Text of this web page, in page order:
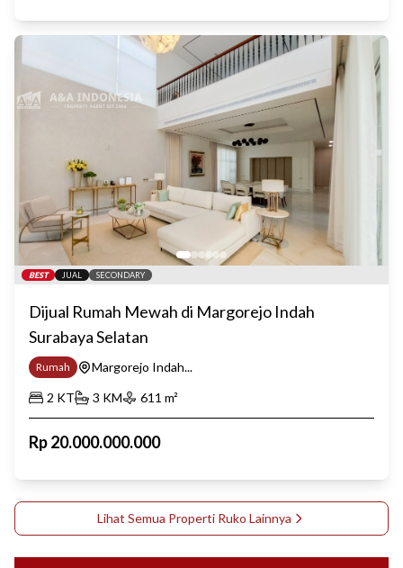
BEST JUAL SECONDARY
Dijual Rumah Mewah di Margorejo Indah
Surabaya Selatan
Rumah
Margorejo Indah...
2 KT 3 KM 611 m²
Rp20.000.000.000
Lihat Semua Properti Ruko Lainnya